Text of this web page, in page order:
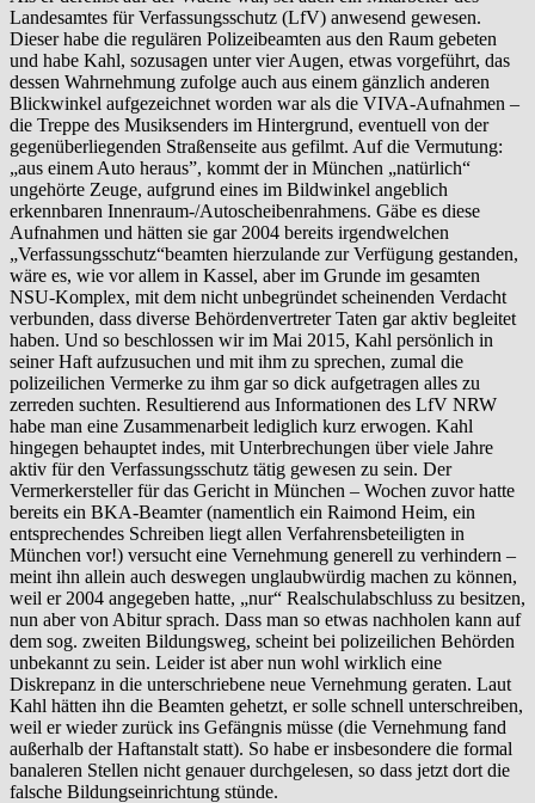
Landesamtes für Verfassungsschutz (LfV) anwesend gewesen.
Dieser habe die regulären Polizeibeamten aus den Raum gebeten
und habe Kahl, sozusagen unter vier Augen, etwas vorgeführt, das
dessen Wahrnehmung zufolge auch aus einem gänzlich anderen
Blickwinkel aufgezeichnet worden war als die VIVA-Aufnahmen –
die Treppe des Musiksenders im Hintergrund, eventuell von der
gegenüberliegenden Straßenseite aus gefilmt. Auf die Vermutung:
„aus einem Auto heraus”, kommt der in München „natürlich“
ungehörte Zeuge, aufgrund eines im Bildwinkel angeblich
erkennbaren Innenraum-/Autoscheibenrahmens. Gäbe es diese
Aufnahmen und hätten sie gar 2004 bereits irgendwelchen
„Verfassungsschutz“beamten hierzulande zur Verfügung gestanden,
wäre es, wie vor allem in Kassel, aber im Grunde im gesamten
NSU-Komplex, mit dem nicht unbegründet scheinenden Verdacht
verbunden, dass diverse Behördenvertreter Taten gar aktiv begleitet
haben. Und so beschlossen wir im Mai 2015, Kahl persönlich in
seiner Haft aufzusuchen und mit ihm zu sprechen, zumal die
polizeilichen Vermerke zu ihm gar so dick aufgetragen alles zu
zerreden suchten. Resultierend aus Informationen des LfV NRW
habe man eine Zusammenarbeit lediglich kurz erwogen. Kahl
hingegen behauptet indes, mit Unterbrechungen über viele Jahre
aktiv für den Verfassungsschutz tätig gewesen zu sein. Der
Vermerkersteller für das Gericht in München – Wochen zuvor hatte
bereits ein BKA-Beamter (namentlich ein Raimond Heim, ein
entsprechendes Schreiben liegt allen Verfahrensbeteiligten in
München vor!) versucht eine Vernehmung generell zu verhindern –
meint ihn allein auch deswegen unglaubwürdig machen zu können,
weil er 2004 angegeben hatte, „nur“ Realschulabschluss zu besitzen,
nun aber von Abitur sprach. Dass man so etwas nachholen kann auf
dem sog. zweiten Bildungsweg, scheint bei polizeilichen Behörden
unbekannt zu sein. Leider ist aber nun wohl wirklich eine
Diskrepanz in die unterschriebene neue Vernehmung geraten. Laut
Kahl hätten ihn die Beamten gehetzt, er solle schnell unterschreiben,
weil er wieder zurück ins Gefängnis müsse (die Vernehmung fand
außerhalb der Haftanstalt statt). So habe er insbesondere die formal
banaleren Stellen nicht genauer durchgelesen, so dass jetzt dort die
falsche Bildungseinrichtung stünde.